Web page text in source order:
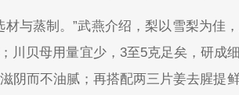
与蒸制。”武燕介绍，梨以雪梨为佳
川贝母用量宜少，3至5克足矣，研成
阴而不油腻；再搭配两三片姜去腥提